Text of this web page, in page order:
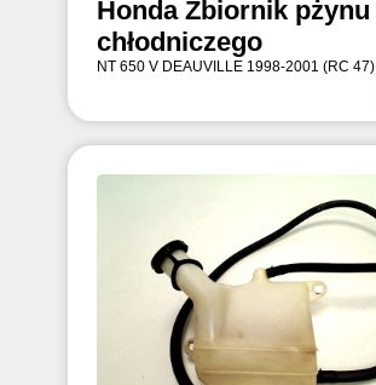
Honda Zbiornik pżynu
chłodniczego
NT 650 V DEAUVILLE 1998-2001 (RC 47)